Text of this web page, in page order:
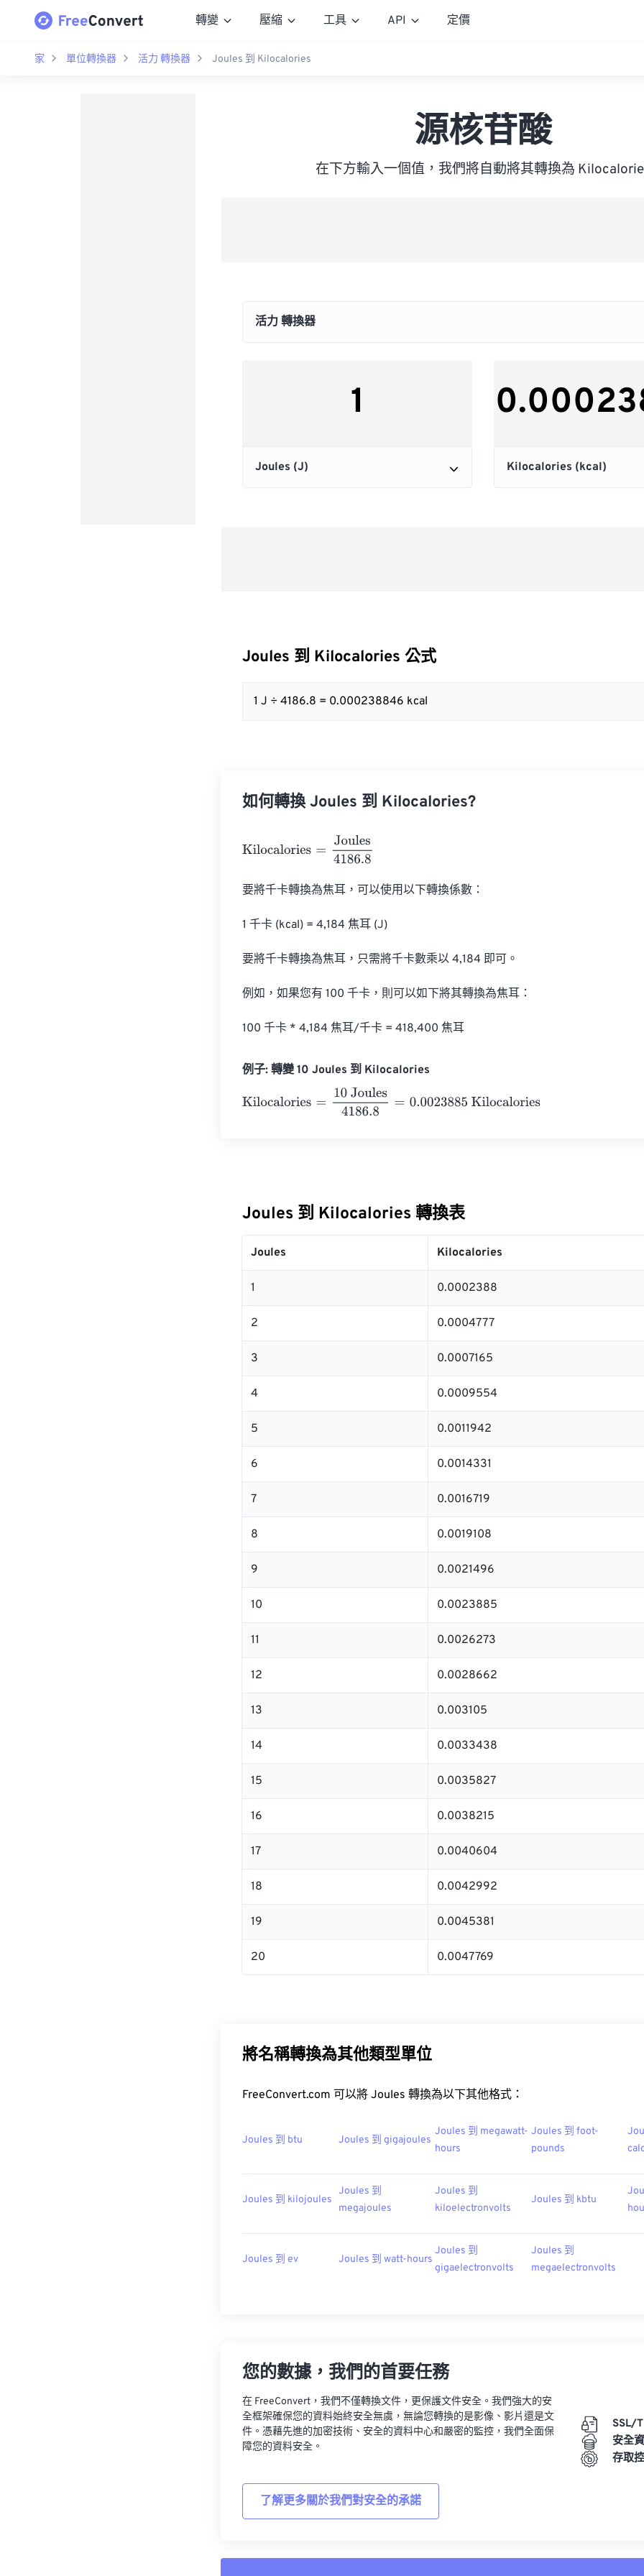
轉變 壓縮 工具 API 定價
家 單位轉換器 活力 轉換器 Joules 到 Kilocalories
源核苷酸
在下方輸入一個值，我們將自動將其轉換為
Joules 到 Kilocalories 公式
1 J ÷ 4186.8 = 0.000238846 kcal
如何轉換 Joules 到 Kilocalories?
Kilocalories Joules4186.8
要將千卡轉換為焦耳，可以使用以下轉換係數：
1 千卡 (kcal) = 4,184 焦耳 (J)
要將千卡轉換為焦耳，只需將千卡數乘以 4,184 即可。
例如，如果您有 100 千卡，則可以如下將其轉換為焦耳：
100 千卡 * 4,184 焦耳/千卡 = 418,400 焦耳
例子: 轉變 10 Joules 到 Kilocalories
Kilocalories
10 Joules4186.8 0.0023885 Kilocalories
Joules 到 Kilocalories 轉換表
Joules Kilocalories
1 0.0002388
2 0.0004777
3 0.0007165
4 0.0009554
5 0.0011942
6 0.0014331
7 0.0016719
8 0.0019108
9 0.0021496
10 0.0023885
11 0.0026273
12 0.0028662
13 0.003105
14 0.0033438
15 0.0035827
16 0.0038215
17 0.0040604
18 0.0042992
19 0.0045381
20 0.0047769
將名稱轉換為其他類型單位
FreeConvert.com 可以將 Joules 轉換為以下其他格式：
Joules 到 btu Joules 到 gigajoules
Joules 到 megawatt-
hours
Joules 到 foot-
pounds
Joules 到 kilojoules
Joules 到
megajoules
Joules 到
kiloelectronvolts
Joules 到 kbtu
Joules 到 ev Joules 到 watt-hours
Joules 到
gigaelectronvolts
Joules 到
megaelectronvolts
您的數據，我們的首要任務
在 FreeConvert，我們不僅轉換文件，更保護文件安全。我們強大的安
全框架確保您的資料始終安全無虞，無論您轉換的是影像、影片還是文
件。憑藉先進的加密技術、安全的資料中心和嚴密的監控，我們全面保
障您的資料安全。
了解更多關於我們對安全的承諾
SSL/
安全
存取